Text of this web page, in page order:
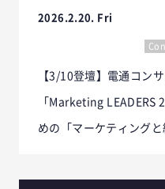
2026.2.20. Fri
【3/10登壇】電通コン
「Marketing LEADERS
めの「マーケティング